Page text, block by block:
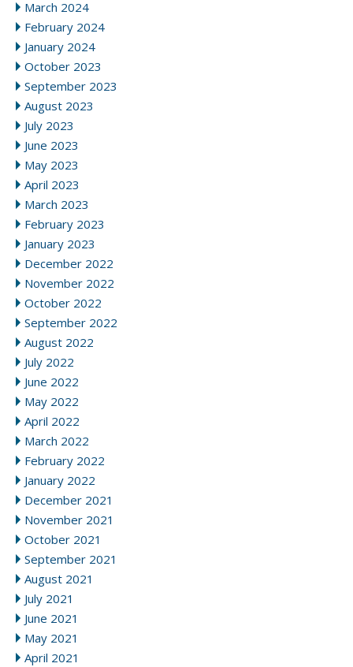
March 2024
February 2024
January 2024
October 2023
September 2023
August 2023
July 2023
June 2023
May 2023
April 2023
March 2023
February 2023
January 2023
December 2022
November 2022
October 2022
September 2022
August 2022
July 2022
June 2022
May 2022
April 2022
March 2022
February 2022
January 2022
December 2021
November 2021
October 2021
September 2021
August 2021
July 2021
June 2021
May 2021
April 2021